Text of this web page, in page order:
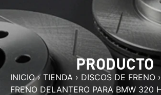
PRODUCTO
INICIO› TIENDA › DISCOS DE FRENO ›
FRENO DELANTERO PARA BMW 320